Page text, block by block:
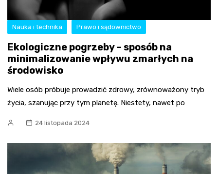
Nauka i technika Prawo i sądownictwo
Ekologiczne pogrzeby – sposób na
minimalizowanie wpływu zmarłych na
środowisko
Wiele osób próbuje prowadzić zdrowy, zrównoważony tryb
życia, szanując przy tym planetę. Niestety, nawet po
24 listopada 2024